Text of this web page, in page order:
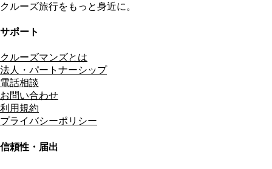
クルーズ旅行をもっと身近に。
サポート
クルーズマンズとは
法人・パートナーシップ
電話相談
お問い合わせ
利用規約
プライバシーポリシー
信頼性・届出